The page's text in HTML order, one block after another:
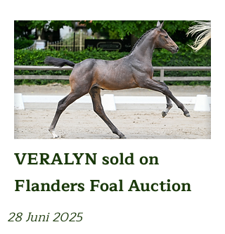
VERALYN sold on
Flanders Foal Auction
28 Juni 2025